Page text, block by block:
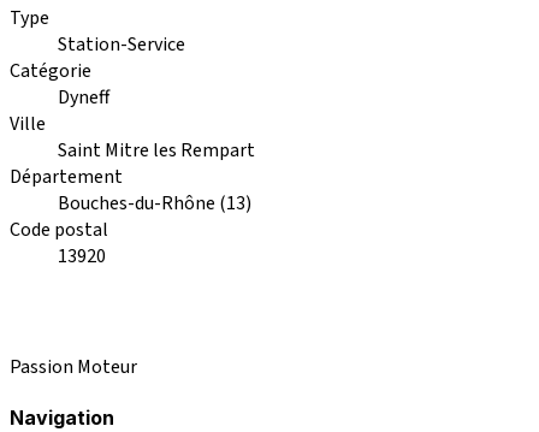
Type
Station-Service
Catégorie
Dyneff
Ville
Saint Mitre les Rempart
Département
Bouches-du-Rhône (13)
Code postal
13920
Passion Moteur
Navigation